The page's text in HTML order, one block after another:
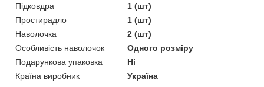
Підковдра
1 (шт)
Простирадло
1 (шт)
Наволочка
2 (шт)
Особливість наволочок
Одного розміру
Подарункова упаковка
Ні
Країна виробник
Україна